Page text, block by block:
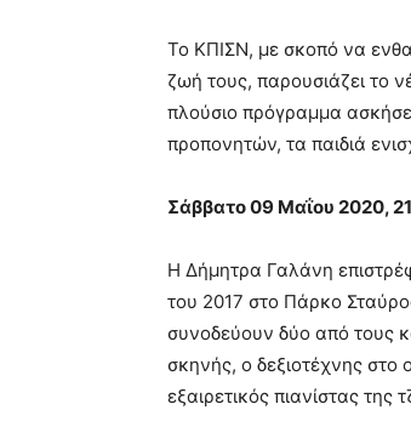
Το ΚΠΙΣΝ, με σκοπό να
ζωή τους, παρουσιάζει το
πλούσιο πρόγραμμα
προπονητών, τα παιδιά
Σάββατο 09 Μαΐου 2020,
Η Δήμητρα Γαλάνη
του 2017 στο Πάρκο
συνοδεύουν δύο από τους
σκηνής, ο δεξιοτέχνης στο
εξαιρετικός πιανίστας της